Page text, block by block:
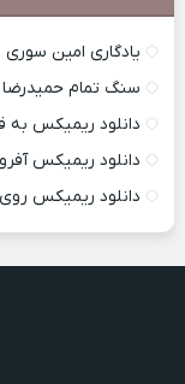
یادگاری امین سوری
سنگ تمام حمیدرضا
دانلود ریمیکس به
دانلود ریمیکس
دانلود ریمیکس